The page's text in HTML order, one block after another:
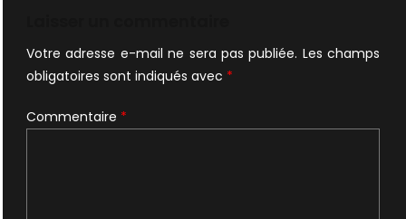
Votre adresse e-mail ne sera pas publiée. Les champs
obligatoires sont indiqués avec *
Commentaire *